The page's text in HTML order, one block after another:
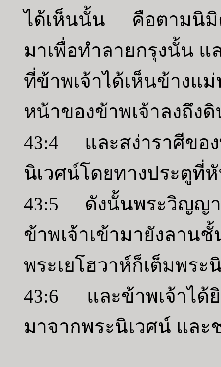
ได้เห็นนั้น คือตามนิมิต
มาเพื่อทำลายกรุงนั้น
ที่ข้าพเจ้าได้เห็นข้าง
หน้าของข้าพเจ้าลงถึง
43:4 และสง่าราศีของ
นิเวศน์โดยทางประตูที่
43:5 ดังนั้นพระวิญญ
ข้าพเจ้าเข้ามายังลาน
พระเยโฮวาห์ก็เต็มพระ
43:6 และข้าพเจ้าได้ยิ
มาจากพระนิเวศน์ แล